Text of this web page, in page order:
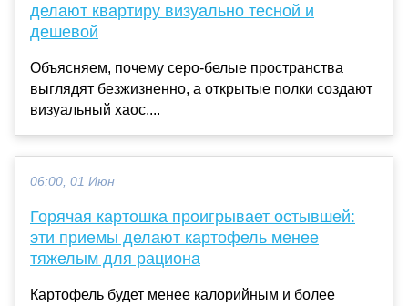
делают квартиру визуально тесной и
дешевой
Объясняем, почему серо-белые пространства
выглядят безжизненно, а открытые полки создают
визуальный хаос....
06:00, 01 Июн
Горячая картошка проигрывает остывшей:
эти приемы делают картофель менее
тяжелым для рациона
Картофель будет менее калорийным и более